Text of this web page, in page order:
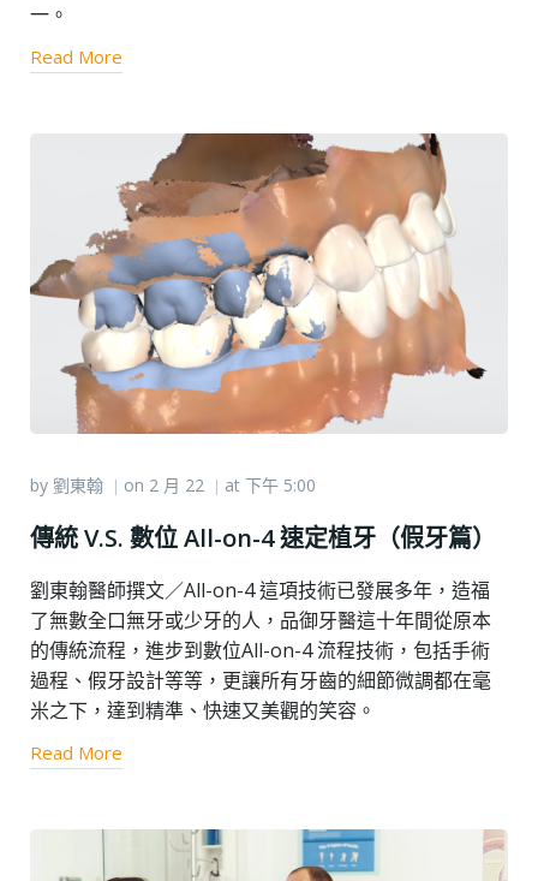
一。
Read More
by 劉東翰 | on 2 月 22 | at 下午 5:00
傳統 V.S. 數位 All-on-4 速定植牙（假牙篇）
劉東翰醫師撰文／All-on-4 這項技術已發展多年，造福
了無數全口無牙或少牙的人，品御牙醫這十年間從原本
的傳統流程，進步到數位All-on-4 流程技術，包括手術
過程、假牙設計等等，更讓所有牙齒的細節微調都在毫
米之下，達到精準、快速又美觀的笑容。
Read More